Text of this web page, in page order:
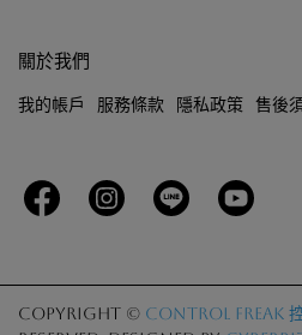
關於我們
我的帳戶 服務條款 隱私政策 售後
Copyright © CONTROL FREAK